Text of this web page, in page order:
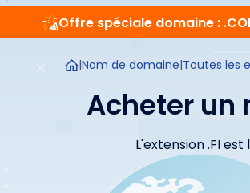
Offre spéciale domaine :
|Nom de domaine|Toutes les
Acheter un
L'extension .FI